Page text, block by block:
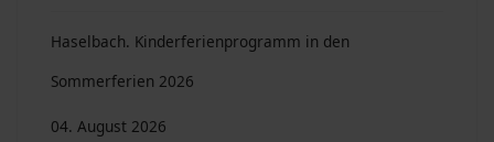
Haselbach. Kinderferienprogramm in den
Sommerferien 2026
04. August 2026